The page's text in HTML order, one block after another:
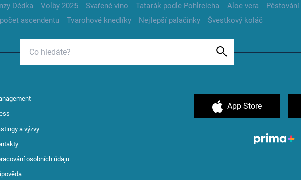
Dědka Volby 2025 Svařené víno Tatarák podle Pohlreicha Aloe vera
ascendentu
Tvarohové knedlíky Nejlepší palačinky Švestkový koláč
a výzvy
osobních údajů
App Store